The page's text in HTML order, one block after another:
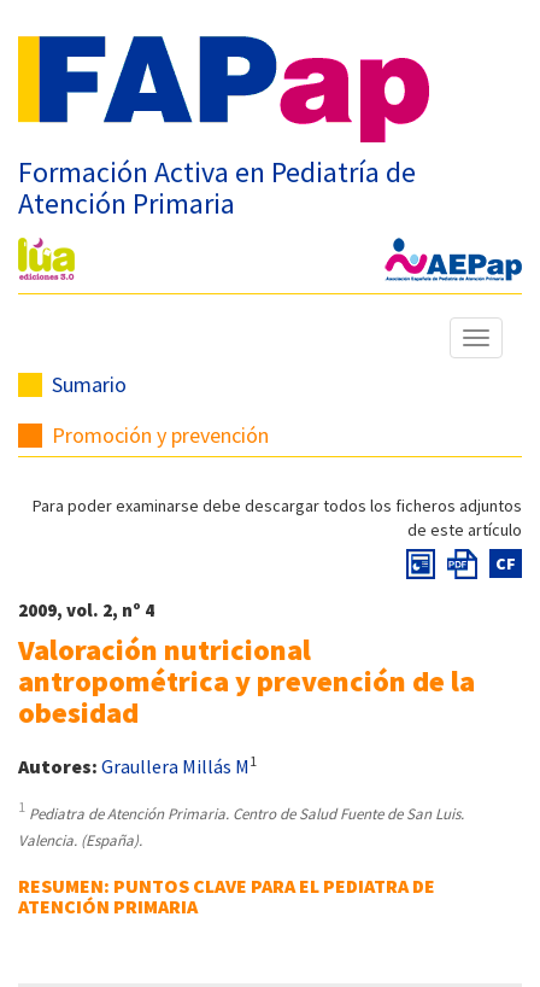
Formación Activa en Pediatría de
Atención Primaria
Mostrar
menú
Sumario
Promoción y prevención
Para poder examinarse debe descargar todos los ficheros adjuntos
de este artículo
CF
2009, vol. 2, nº 4
Valoración nutricional
antropométrica y prevención de la
obesidad
Autores: Graullera Millás M 1
1 Pediatra de Atención Primaria. Centro de Salud Fuente de San Luis.
Valencia. (España).
RESUMEN: PUNTOS CLAVE PARA EL PEDIATRA DE
ATENCIÓN PRIMARIA